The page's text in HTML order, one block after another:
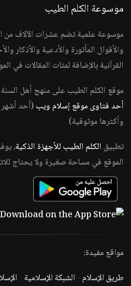
موسوعة الكلم الطيب
موسوعة علمية تضم عشرات الآلاف من
والأقوال المأثورة والأدعية والأذكار
القرآنية بالإضافة لمئات المقالات في
موقع الكلم الطيب على منهج أهل السنة
أحد فتاوى موقع إسلام ويب (أحد أشهر
وأكثرها موثوقية)
تطبيق الكلم الطيب للأجهزة الذكية،
الموقع في مساحة صغيرة ولا يحتاج
مواقع مفيدة:
طريق الإسلام -الشبكة الإسلامية -